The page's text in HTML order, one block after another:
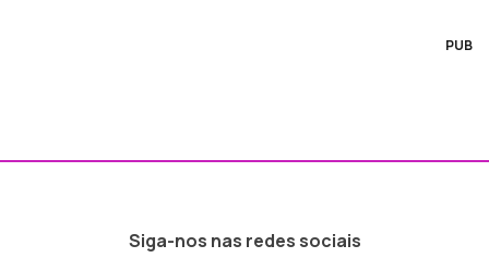
PUB
Siga-nos nas redes sociais